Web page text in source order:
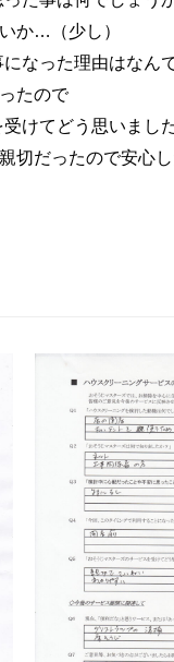
か…（少し）
なった理由はなん
たので
けてどう思いまし
切だったので安心し